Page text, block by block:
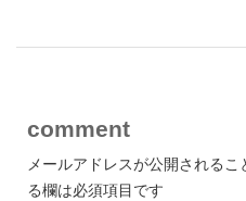
comment
メールアドレスが公開されるこ
る欄は必須項目です